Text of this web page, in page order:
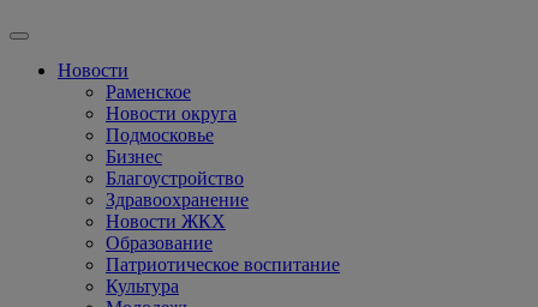
Новости
Раменское
Новости округа
Подмосковье
Бизнес
Благоустройство
Здравоохранение
Новости ЖКХ
Образование
Патриотическое воспитание
Культура